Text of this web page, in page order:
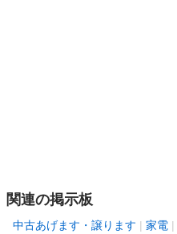
関連の掲示板
中古あげます・譲ります 家電